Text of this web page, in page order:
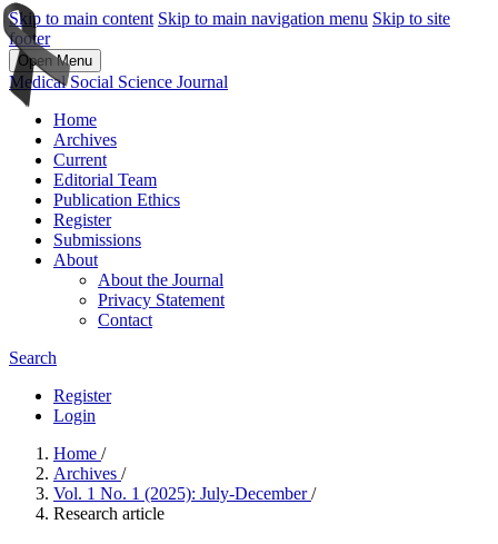
Skip to main content Skip to main navigation menu Skip to site
footer
Open Menu
Medical Social Science Journal
Home
Archives
Current
Editorial Team
Publication Ethics
Register
Submissions
About
About the Journal
Privacy Statement
Contact
Search
Register
Login
Home /
Archives /
Vol. 1 No. 1 (2025): July-December/
Research article